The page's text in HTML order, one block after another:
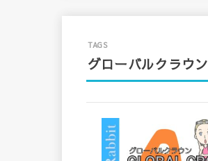
グローバルクラウン